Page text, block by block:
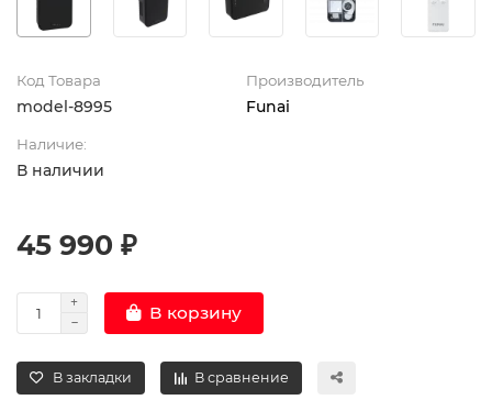
Код Товара
model-8995
Производитель
Funai
Наличие:
В наличии
45 990 ₽
В корзину
В закладки В сравнение